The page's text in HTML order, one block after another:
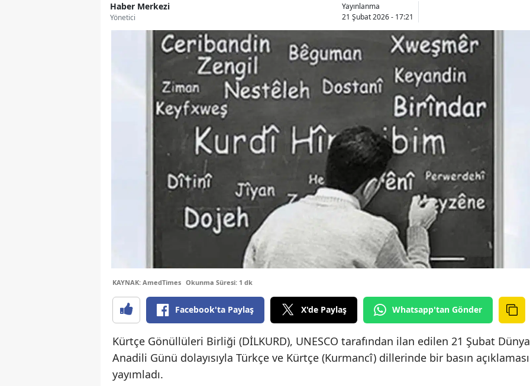
Haber Merkezi
Yönetici
Yayınlanma
21 Şubat 2026 - 17:21
KAYNAK: AmedTimes Okunma Süresi: 1 dk
Facebook'ta Paylaş X'de Paylaş Whatsapp'tan Gönder
Kürtçe Gönüllüleri Birliği (DİLKURD), UNESCO tarafından ilan edilen 21 Şubat Dünya
Anadili Günü dolayısıyla Türkçe ve Kürtçe (Kurmancî) dillerinde bir basın açıklaması
yayımladı.